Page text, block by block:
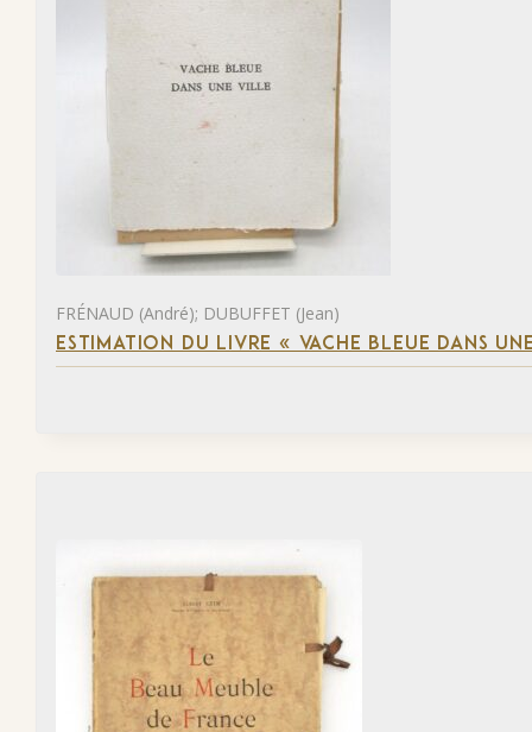
FRÉNAUD (André); DUBUFFET (Jean)
ESTIMATION DU LIVRE « VACHE BLEUE DANS